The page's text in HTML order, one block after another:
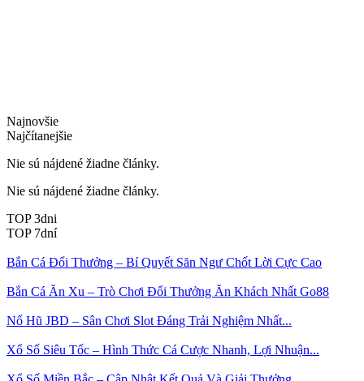
Najnovšie
Najčítanejšie
Nie sú nájdené žiadne články.
Nie sú nájdené žiadne články.
TOP 3dni
TOP 7dní
Bắn Cá Đổi Thưởng – Bí Quyết Săn Ngư Chốt Lời Cực Cao
Bắn Cá Ăn Xu – Trò Chơi Đổi Thưởng Ăn Khách Nhất Go88
Nổ Hũ JBD – Sân Chơi Slot Đáng Trải Nghiệm Nhất...
Xổ Số Siêu Tốc – Hình Thức Cá Cược Nhanh, Lợi Nhuận...